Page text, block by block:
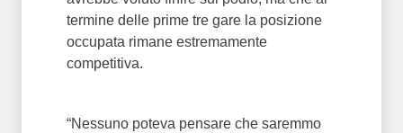
termine delle prime tre gare la posizione
occupata rimane estremamente
competitiva.
“Nessuno poteva pensare che saremmo